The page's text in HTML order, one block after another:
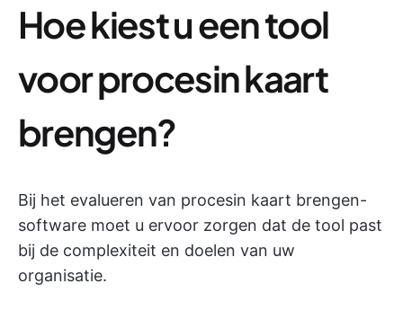
Hoe kiest u een tool
voor procesin kaart
brengen?
Bij het evalueren van procesin kaart brengen-
software moet u ervoor zorgen dat de tool past
bij de complexiteit en doelen van uw
organisatie.